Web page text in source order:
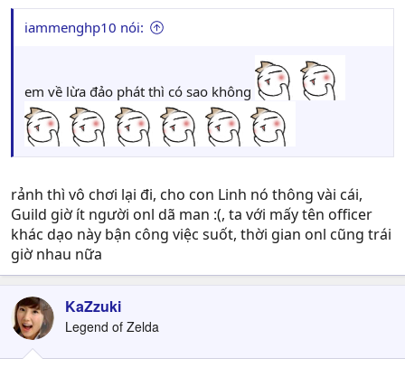
iammenghp10 nói:
em về lừa đảo phát thì có sao không
rảnh thì vô chơi lại đi, cho con Linh nó thông vài cái,
Guild giờ ít người onl dã man :(, ta với mấy tên officer
khác dạo này bận công việc suốt, thời gian onl cũng trái
giờ nhau nữa
KaZzuki
Legend of Zelda